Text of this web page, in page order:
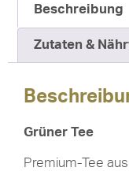
Beschreibung
Zutaten &
Grüner Tee
Premium-Tee